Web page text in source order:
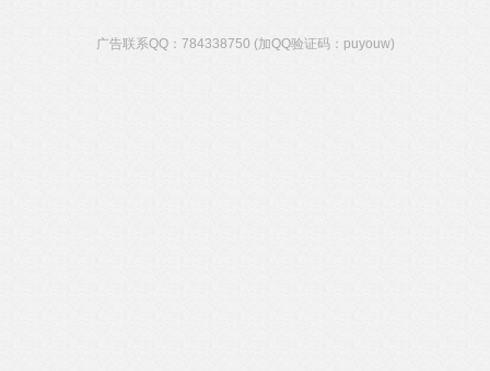
广告联系QQ：784338750 (加QQ验证码：puyouw)